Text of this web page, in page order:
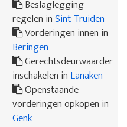
Beslaglegging
regelen inSint-Truiden
Vorderingen innen in
Beringen
Gerechtsdeurwaarder
inschakelen in Lanaken
Openstaande
vorderingen opkopen in
Genk